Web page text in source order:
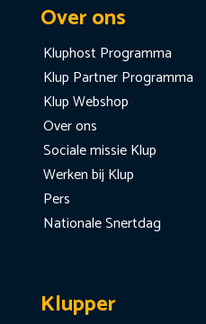
Over ons
Kluphost Programma
Klup Partner Programma
Klup Webshop
Over ons
Sociale missie Klup
Werken bij Klup
Pers
Nationale Snertdag
Klupper